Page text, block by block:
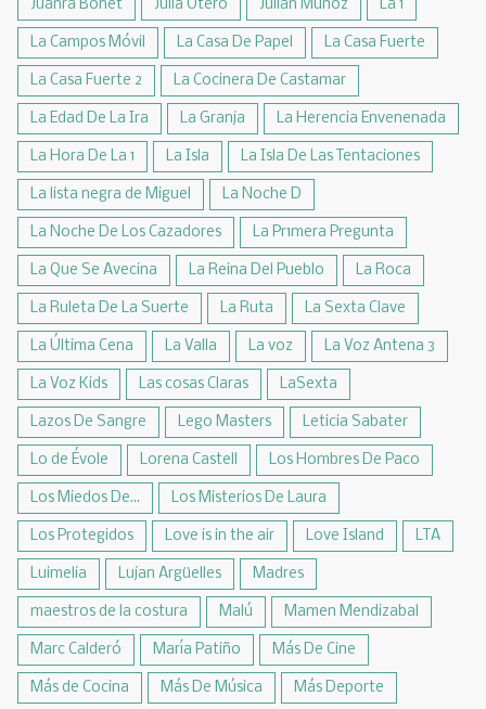
Juanra Bonet Julia Otero Julián Muñoz La 1
La Campos Móvil La Casa De Papel La Casa Fuerte
La Casa Fuerte 2 La Cocinera De Castamar
La Edad De La Ira La Granja La Herencia Envenenada
La Hora De La 1 La Isla La Isla De Las Tentaciones
La lista negra de Miguel La Noche D
La Noche De Los Cazadores La Pr1mera Pregunta
La Que Se Avecina La Reina Del Pueblo La Roca
La Ruleta De La Suerte La Ruta La Sexta Clave
La Última Cena La Valla La voz La Voz Antena 3
La Voz Kids Las cosas Claras LaSexta
Lazos De Sangre Lego Masters Leticia Sabater
Lo de Évole Lorena Castell Los Hombres De Paco
Los Miedos De... Los Misterios De Laura
Los Protegidos Love is in the air Love Island LTA
Luimelia Lujan Argüelles Madres
maestros de la costura Malú Mamen Mendizabal
Marc Calderó María Patiño Más De Cine
Más de Cocina Más De Música Más Deporte